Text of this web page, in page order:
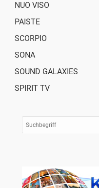
NUO VISO
PAISTE
SCORPIO
SONA
SOUND GALAXIES
SPIRIT TV